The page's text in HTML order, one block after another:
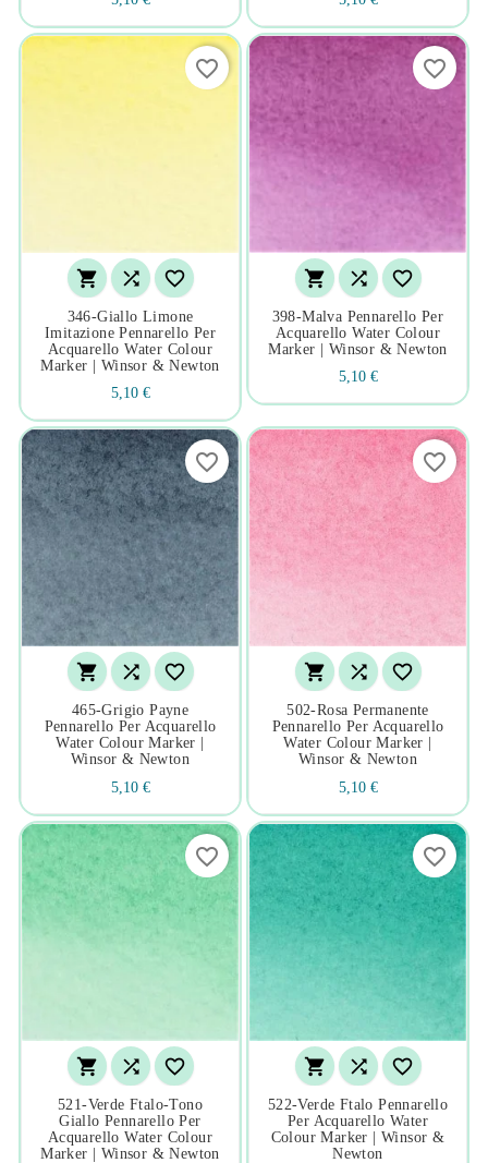
  
346-Giallo Limone
Imitazione Pennarello Per
Acquarello Water Colour
Marker | Winsor & Newton
5,10 €
favorite_border
  
398-Malva Pennarello Per
Acquarello Water Colour
Marker | Winsor & Newton
5,10 €
favorite_border
  
465-Grigio Payne
Pennarello Per Acquarello
Water Colour Marker |
Winsor & Newton
5,10 €
favorite_border
  
502-Rosa Permanente
Pennarello Per Acquarello
Water Colour Marker |
Winsor & Newton
5,10 €
favorite_border
  
521-Verde Ftalo-Tono
Giallo Pennarello Per
Acquarello Water Colour
Marker | Winsor & Newton
favorite_border
  
522-Verde Ftalo Pennarello
Per Acquarello Water
Colour Marker | Winsor &
Newton
favorite_border